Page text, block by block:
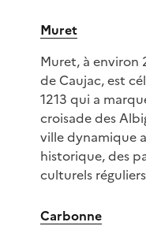
Muret
Muret, à environ
de Caujac, est
1213 qui a
croisade des
ville dynamique
historique, des
culturels
Carbonne